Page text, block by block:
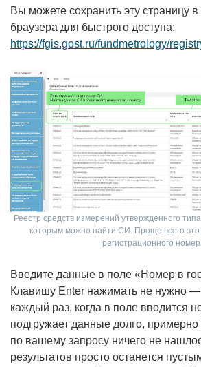
Вы можете сохранить эту страницу в
браузера для быстрого доступа:
https://fgis.gost.ru/fundmetrology/
Реестр средств измерений утвержденного
которым можно найти СИ. Проще всего
регистрационного
Введите данные в поле «Номер в
Клавишу Enter нажимать не нужно —
каждый раз, когда в поле вводится
подгружает данные долго, примерно
по вашему запросу ничего не
результатов просто останется